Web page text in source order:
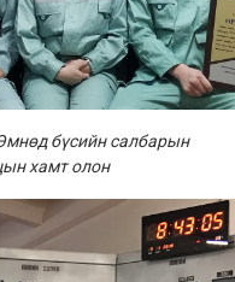
бүсийн салбарын
хамт олон